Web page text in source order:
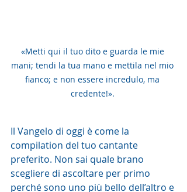
«Metti qui il tuo dito e guarda le mie
mani; tendi la tua mano e mettila nel mio
fianco; e non essere incredulo, ma
credente!».
Il Vangelo di oggi è come la
compilation del tuo cantante
preferito. Non sai quale brano
scegliere di ascoltare per primo
perché sono uno più bello dell’altro e